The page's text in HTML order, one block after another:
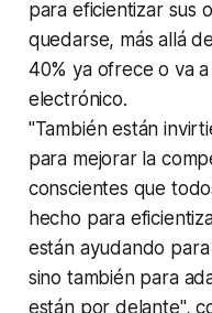
para eficientizar sus
quedarse, más allá
40% ya ofrece o va
electrónico.
"También están
para mejorar la
conscientes que
hecho para
están ayudando
sino también para
están por delante",